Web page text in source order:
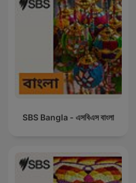
SBS Bangla - এসবিএস বাংলা